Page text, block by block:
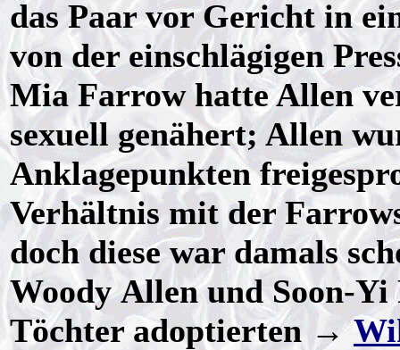
das Paar vor Gericht in
von der einschlägigen
Mia Farrow hatte Allen
sexuell genähert; Allen
Anklagepunkten
Verhältnis mit der
doch diese war damals
Woody Allen und Soon-
Töchter adoptierten →